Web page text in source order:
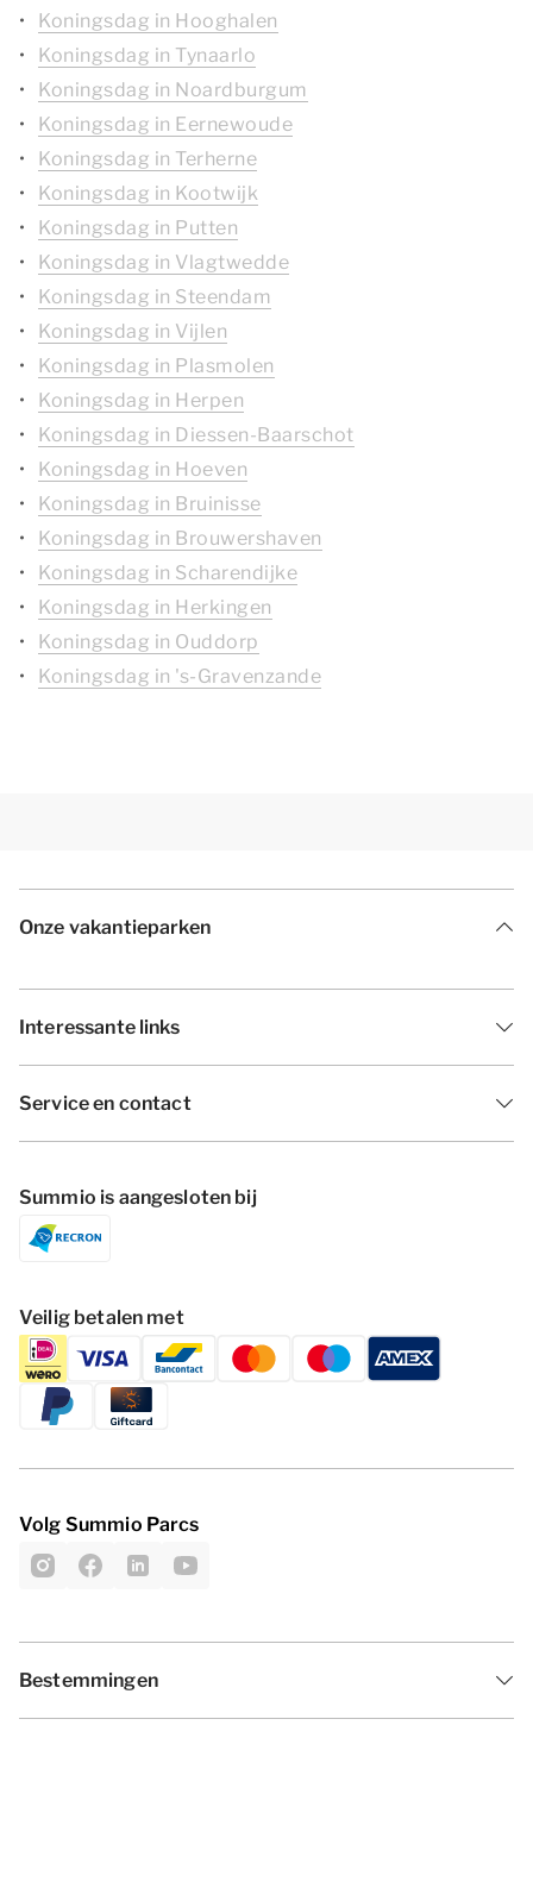
Koningsdag in Hooghalen
Koningsdag in Tynaarlo
Koningsdag in Noardburgum
Koningsdag in Eernewoude
Koningsdag in Terherne
Koningsdag in Kootwijk
Koningsdag in Putten
Koningsdag in Vlagtwedde
Koningsdag in Steendam
Koningsdag in Vijlen
Koningsdag in Plasmolen
Koningsdag in Herpen
Koningsdag in Diessen-Baarschot
Koningsdag in Hoeven
Koningsdag in Bruinisse
Koningsdag in Brouwershaven
Koningsdag in Scharendijke
Koningsdag in Herkingen
Koningsdag in Ouddorp
Koningsdag in 's-Gravenzande
Onze vakantieparken
Interessante links
Service en contact
Summio is aangesloten bij
Veilig betalen met
Volg Summio Parcs
Bestemmingen